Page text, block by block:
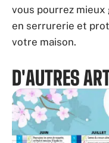
vous pourrez
en serrurerie et
votre maison.
D'AUTRES